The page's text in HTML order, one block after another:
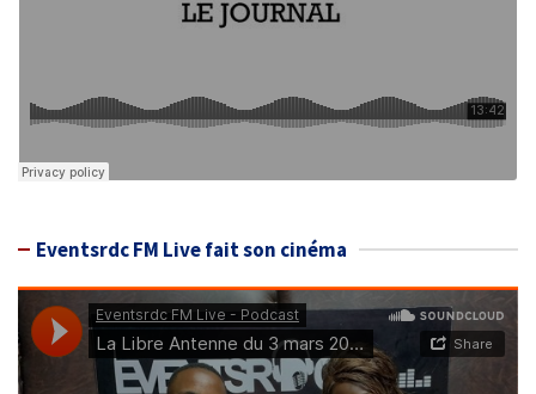
Eventsrdc FM Live fait son cinéma